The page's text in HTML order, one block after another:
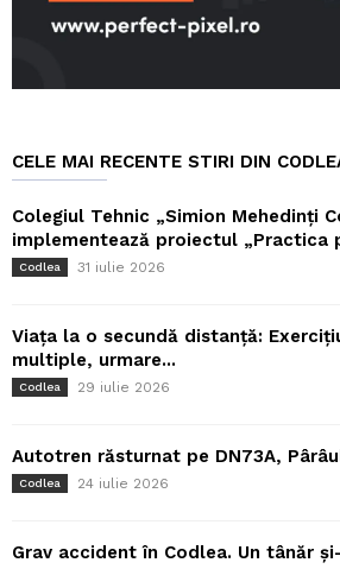
CELE MAI RECENTE STIRI DIN
Colegiul Tehnic „Simion Mehedinți
implementează proiectul „Practica
Codlea 31 iulie 2026
Viața la o secundă distanță:
multiple, urmare...
Codlea 29 iulie 2026
Autotren răsturnat pe DN73A,
Codlea 24 iulie 2026
Grav accident în Codlea. Un tânăr